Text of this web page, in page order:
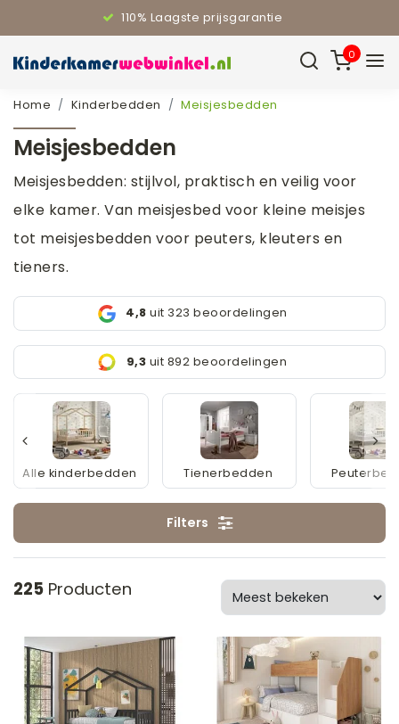
110% Laagste prijsgarantie
0
Home Kinderbedden Meisjesbedden
Meisjesbedden
Meisjesbedden: stijlvol, praktisch en veilig voor
elke kamer. Van meisjesbed voor kleine meisjes
tot meisjesbedden voor peuters, kleuters en
tieners.
4,8 uit 323 beoordelingen
9,3 uit 892 beoordelingen
Alle kinderbedden Tienerbedden
Filters
225 Producten